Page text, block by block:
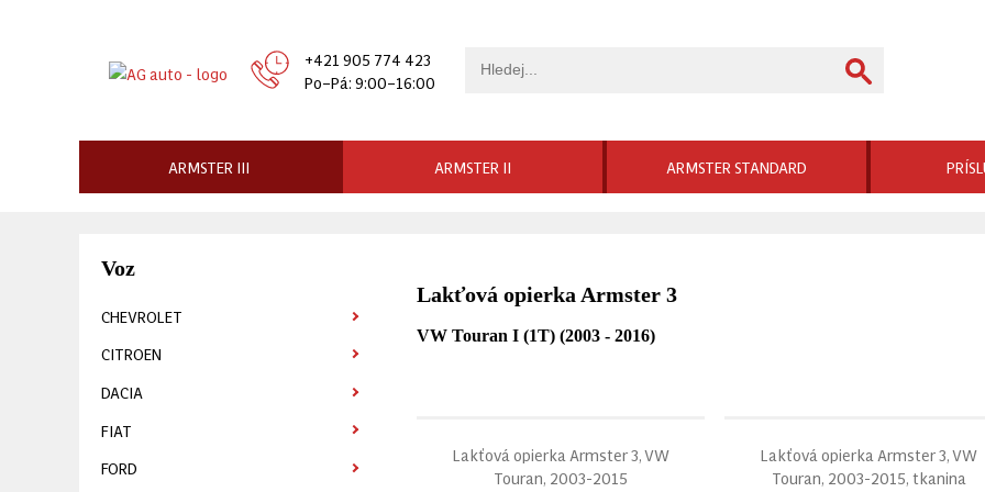
+421 905 774 423
Po–Pá: 9:00–16:00
ARMSTER III ARMSTER II ARMSTER STANDARD
Voz
CHEVROLET
CITROEN
DACIA
FIAT
FORD
Lakťová opierka Armster 3
VW Touran I (1T) (2003 - 2016)
Lakťová opierka Armster 3, VW
Touran, 2003-2015
Lakťová opierka Armster 3, VW
Touran, 2003-2015, tkanina